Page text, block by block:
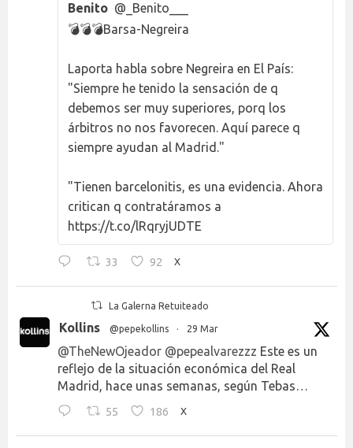
Benito @_Benito___
💣💣💣Barsa-Negreira
Laporta habla sobre Negreira en El País:
"Siempre he tenido la sensación de q
debemos ser muy superiores, porq los
árbitros no nos favorecen. Aquí parece q
siempre ayudan al Madrid."
"Tienen barcelonitis, es una evidencia. Ahora
critican q contratáramos a
https://t.co/lRqryjUDTE
33 92 X
La Galerna Retuiteado
Kollins @pepekollins · 29 Mar
@TheNewOjeador @pepealvarezzz Este es un
reflejo de la situación económica del Real
Madrid, hace unas semanas, según Tebas…
55 186 X